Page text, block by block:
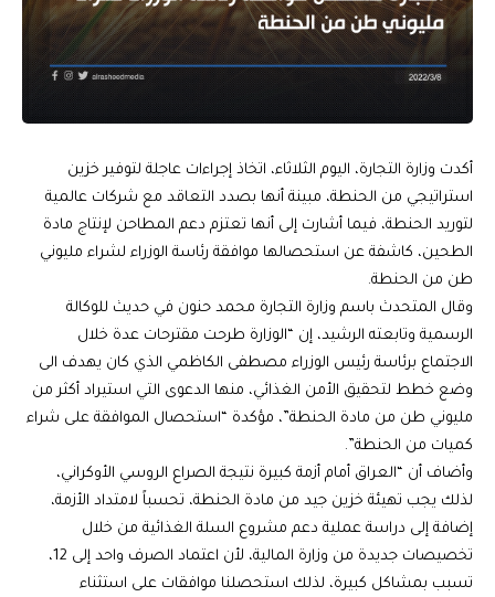
أكدت وزارة التجارة، اليوم الثلاثاء، اتخاذ إجراءات عاجلة لتوفير خزين
استراتيجي من الحنطة، مبينة أنها بصدد التعاقد مع شركات عالمية
لتوريد الحنطة، فيما أشارت إلى أنها تعتزم دعم المطاحن لإنتاج مادة
الطحين، كاشفة عن استحصالها موافقة رئاسة الوزراء لشراء مليوني
طن من الحنطة.
وقال المتحدث باسم وزارة التجارة محمد حنون في حديث للوكالة
الرسمية وتابعته الرشيد، إن “الوزارة طرحت مقترحات عدة خلال
الاجتماع برئاسة رئيس الوزراء مصطفى الكاظمي الذي كان يهدف الى
وضع خطط لتحقيق الأمن الغذائي، منها الدعوى التي استيراد أكثر من
مليوني طن من مادة الحنطة”، مؤكدة “استحصال الموافقة على شراء
كميات من الحنطة”.
وأضاف أن “العراق أمام أزمة كبيرة نتيجة الصراع الروسي الأوكراني،
لذلك يجب تهيئة خزين جيد من مادة الحنطة، تحسباً لامتداد الأزمة،
إضافة إلى دراسة عملية دعم مشروع السلة الغذائية من خلال
تخصيصات جديدة من وزارة المالية، لأن اعتماد الصرف واحد إلى 12،
تسبب بمشاكل كبيرة، لذلك استحصلنا موافقات على استثناء